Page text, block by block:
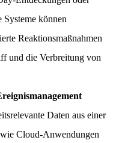
Systeme können
Reaktionsmaßnahmen
und die Verbreitung von
Daten aus einer
Cloud-Anwendungen